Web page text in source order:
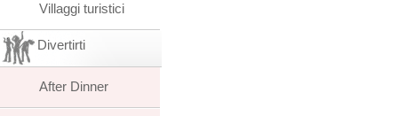
Villaggi turistici
Divertirti
After Dinner